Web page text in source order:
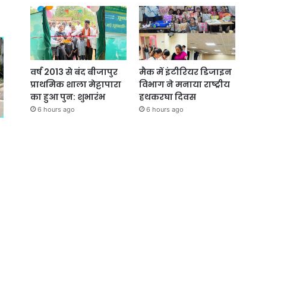
वर्ष 2013 से बंद बीजापुर
प्राथमिक शाला मेट्टापारा
का हुआ पुन: शुभारंभ
6 hours ago
मैक में इंटीरियर डिजाइन
विभाग ने मनाया राष्ट्रीय
हथकरघा दिवस
6 hours ago